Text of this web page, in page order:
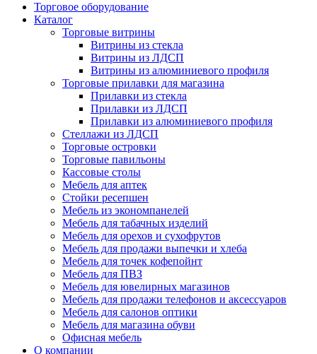
Торговое оборудование
Каталог
Торговые витрины
Витрины из cтекла
Витрины из ЛДСП
Витрины из алюминиевого профиля
Торговые прилавки для магазина
Прилавки из стекла
Прилавки из ЛДСП
Прилавки из алюминиевого профиля
Стеллажи из ЛДСП
Торговые островки
Торговые павильоны
Кассовые столы
Мебель для аптек
Стойки ресепшен
Мебель из экономпанелей
Мебель для табачных изделий
Мебель для орехов и сухофрутов
Мебель для продажи выпечки и хлеба
Мебель для точек кофепойнт
Мебель для ПВЗ
Мебель для ювелирных магазинов
Мебель для продажи телефонов и аксессуаров
Мебель для салонов оптики
Мебель для магазина обуви
Офисная мебель
О компании